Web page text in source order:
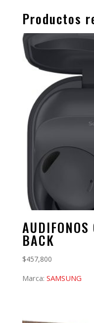
Productos
BACK
$457,800
Marca: SAMSUNG